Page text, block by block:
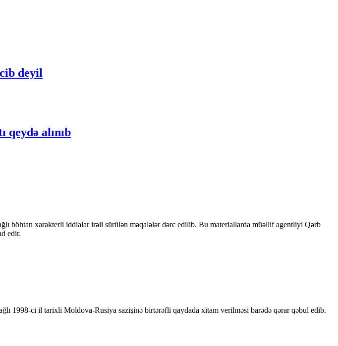
deyil
qeydə alınıb
böhtan xarakterli iddialar irəli sürülən məqalələr dərc edilib. Bu materiallarda müəllif agentliyi Qərb
edir.
1998-ci il tarixli Moldova-Rusiya sazişinə birtərəfli qaydada xitam verilməsi barədə qərar qəbul edib.